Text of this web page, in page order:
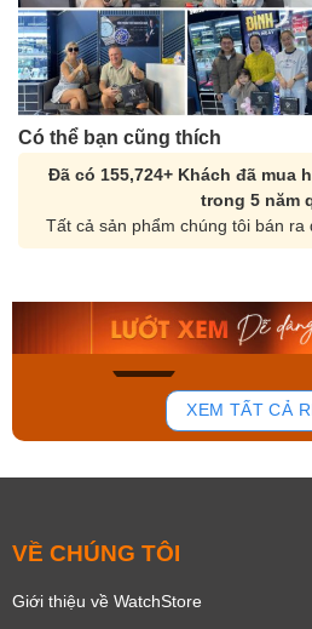
Có thể bạn cũng thích
Đã có 155,724+ Khách đã mua
trong 5 năm
Tất cả sản phẩm chúng tôi bán
168
Orient Nam RA-
Mua ngay
XEM TẤT CẢ
VỀ CHÚNG TÔI
Giới thiệu về WatchStore